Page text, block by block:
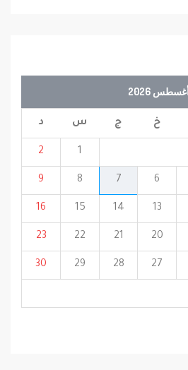
أغسطس 2026
خ ج س د
1
2
6
7
8
9
13
14
15
16
20
21
22
23
27
28
29
30